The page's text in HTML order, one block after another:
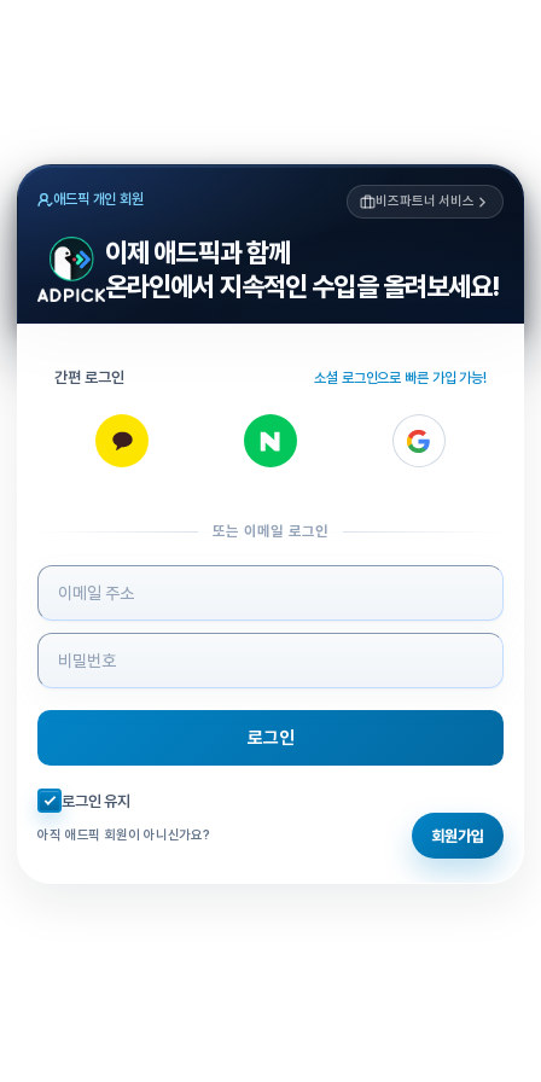
애드픽 개인 회원 비즈파트너 서비스
이제 애드픽과 함께
온라인에서 지속적인 수입을 올려보세요!
간편 로그인 소셜 로그인으로 빠른 가입 가능!
또는 이메일 로그인
로그인 정보 입력
로그인
자동로그인 체크
로그인 유지
아직 애드픽 회원이 아니신가요? 회원가입